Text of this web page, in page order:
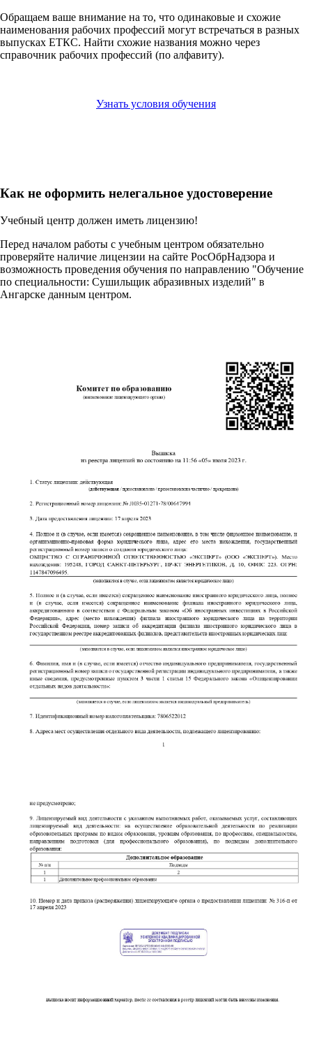
Обращаем ваше внимание на то, что одинаковые и схожие
наименования рабочих профессий могут встречаться в разных
выпусках ЕТКС. Найти схожие названия можно через
справочник рабочих профессий (по алфавиту).
Узнать условия обучения
Как не оформить нелегальное удостоверение
Учебный центр должен иметь лицензию!
Перед началом работы с учебным центром обязательно
проверяйте наличие лицензии на сайте РосОбрНадзора и
возможность проведения обучения по направлению "Обучение
по специальности: Сушильщик абразивных изделий" в
Ангарске данным центром.